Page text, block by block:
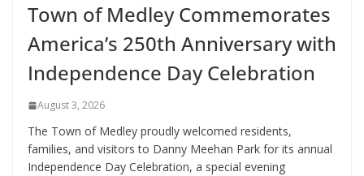
Town of Medley Commemorates
America’s 250th Anniversary with
Independence Day Celebration
August 3, 2026
The Town of Medley proudly welcomed residents,
families, and visitors to Danny Meehan Park for its annual
Independence Day Celebration, a special evening